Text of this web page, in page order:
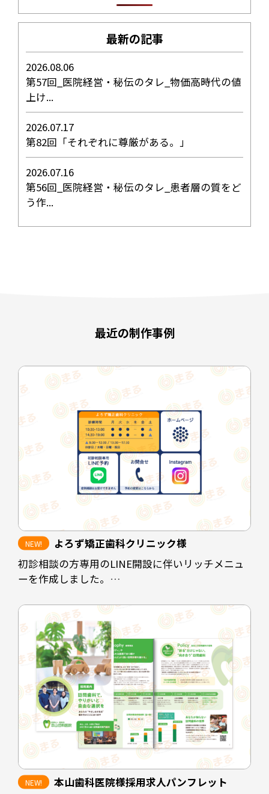
最新の記事
2026.08.06
第57回_医院経営・秘伝のタレ_物価高時代の値
上け...
2026.07.17
第82回「それぞれに尊厳がある。」
2026.07.16
第56回_医院経営・秘伝のタレ_患者層の質をど
う作...
最近の制作事例
よろず矯正歯科クリニック様
初診相談の方専用のLINE開設に伴いリッチメニュ
ーを作成しました。
れた方や、電話予約に抵抗のある方に対して予約
を取りやすくすることが目的です。
診療時間を掲載することで患者様にも予約可能な
時間の選定をスムーズにし、ホームページや
instagramなど情報発信の場も見ていただけるよう
な配置にしています。
担当デザイナー 清長 ＞＞
本山歯科医院様採用求人パンフレット